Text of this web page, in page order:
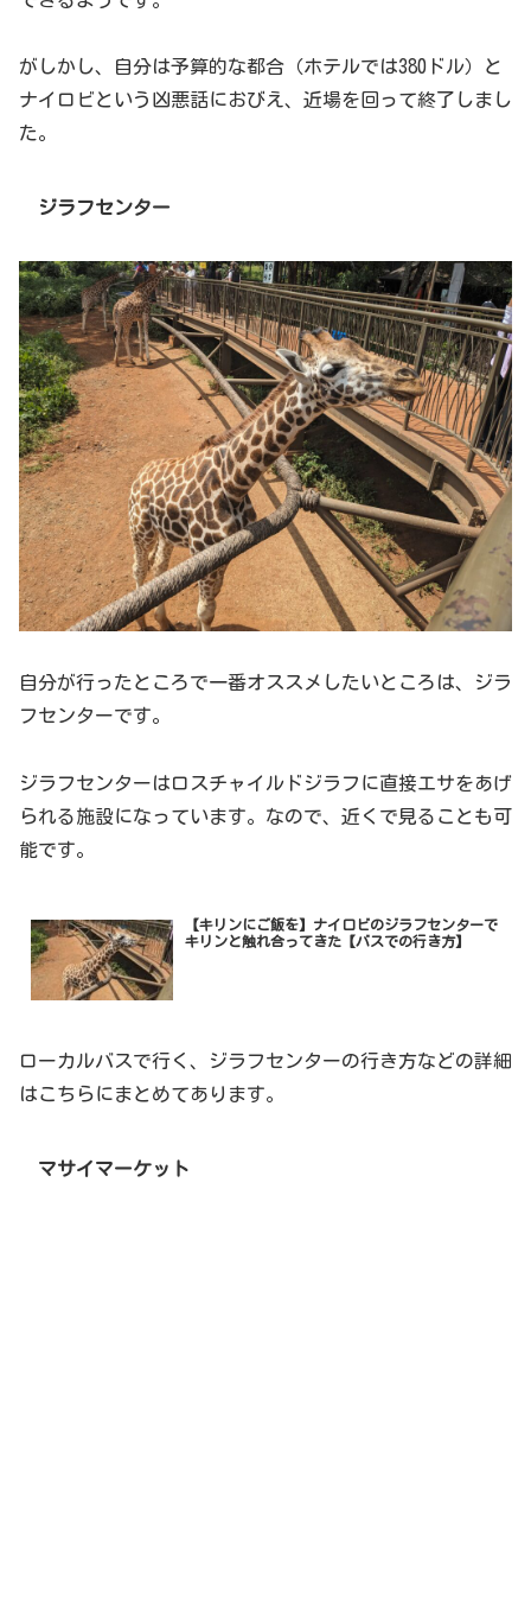
がしかし、自分は予算的な都合（ホテルでは380ドル）と
ナイロビという凶悪話におびえ、近場を回って終了しまし
た。
ジラフセンター
自分が行ったところで一番オススメしたいところは、ジラ
フセンターです。
ジラフセンターはロスチャイルドジラフに直接エサをあげ
られる施設になっています。なので、近くで見ることも可
能です。
【キリンにご飯を】ナイロビのジラフセンターで
キリンと触れ合ってきた【バスでの行き方】
ローカルバスで行く、ジラフセンターの行き方などの詳細
はこちらにまとめてあります。
マサイマーケット